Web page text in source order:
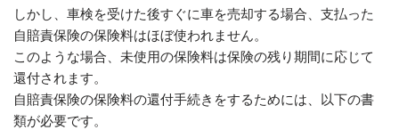
しかし、車検を受けた後すぐに車を売却する場合、支払った
自賠責保険の保険料はほぼ使われません。
このような場合、未使用の保険料は保険の残り期間に応じて
還付されます。
自賠責保険の保険料の還付手続きをするためには、以下の書
類が必要です。